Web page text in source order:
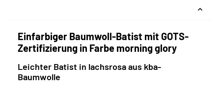
Einfarbiger Baumwoll-Batist mit GOTS-
Zertifizierung in Farbe morning glory
Leichter Batist in lachsrosa aus kba-
Baumwolle